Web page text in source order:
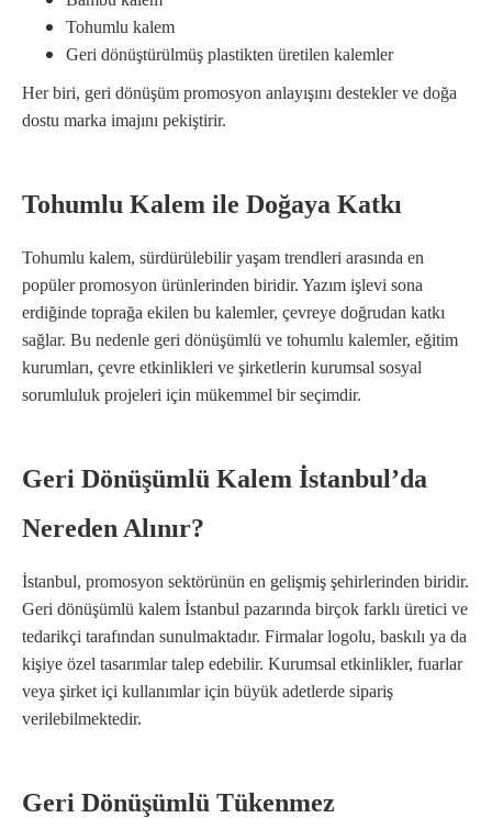
Tohumlu kalem
Geri dönüştürülmüş plastikten üretilen kalemler
Her biri, geri dönüşüm promosyon anlayışını destekler ve doğa
dostu marka imajını pekiştirir.
Tohumlu Kalem ile Doğaya Katkı
Tohumlu kalem, sürdürülebilir yaşam trendleri arasında en
popüler promosyon ürünlerinden biridir. Yazım işlevi sona
erdiğinde toprağa ekilen bu kalemler, çevreye doğrudan katkı
sağlar. Bu nedenle geri dönüşümlü ve tohumlu kalemler, eğitim
kurumları, çevre etkinlikleri ve şirketlerin kurumsal sosyal
sorumluluk projeleri için mükemmel bir seçimdir.
Geri Dönüşümlü Kalem İstanbul’da
Nereden Alınır?
İstanbul, promosyon sektörünün en gelişmiş şehirlerinden biridir.
Geri dönüşümlü kalem İstanbul pazarında birçok farklı üretici ve
tedarikçi tarafından sunulmaktadır. Firmalar logolu, baskılı ya da
kişiye özel tasarımlar talep edebilir. Kurumsal etkinlikler, fuarlar
veya şirket içi kullanımlar için büyük adetlerde sipariş
verilebilmektedir.
Geri Dönüşümlü Tükenmez